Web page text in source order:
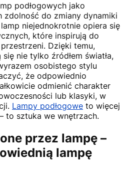
podłogowych jako
do zmiany dynamiki
niejednokrotnie opiera się
które inspirują do
Dzięki temu,
nie tylko źródłem światła,
osobistego stylu
że odpowiednio
odmienić charakter
lub klasyki, w
Lampy podłogowe to więcej
to sztuka we wnętrzach.
przez lampę –
lampę